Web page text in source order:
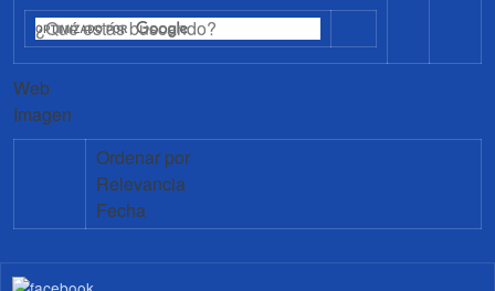
Web
Imagen
Ordenar por
Relevancia
Fecha